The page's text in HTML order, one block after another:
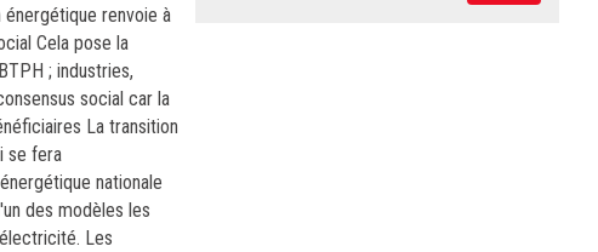
énergétique renvoie à
Cela pose la
; industries,
social car la
La transition
se fera
nationale
des modèles les
Les